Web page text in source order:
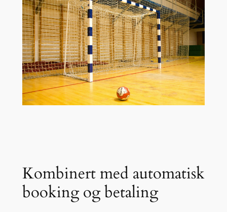
Kombinert med automatisk
booking og betaling